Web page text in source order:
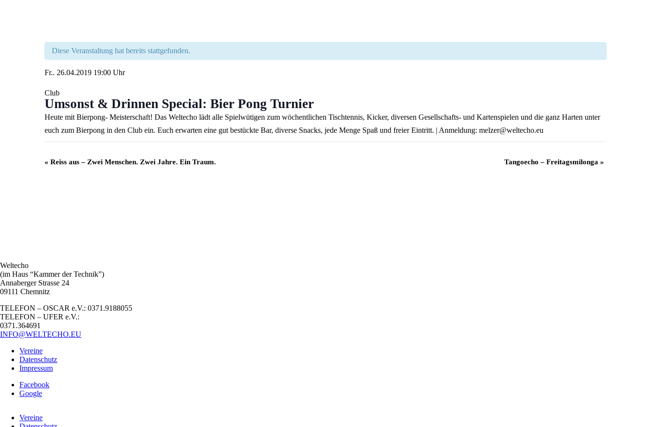
Diese Veranstaltung hat bereits stattgefunden.
Fr.. 26.04.2019 19:00 Uhr
Club
Umsonst & Drinnen Special: Bier Pong Turnier
Heute mit Bierpong- Meisterschaft! Das Weltecho lädt alle Spielwütigen zum wöchentlichen Tischtennis, Kicker, diversen Gesellschafts- und Kartenspielen und die ganz Harten unter
euch zum Bierpong in den Club ein. Euch erwarten eine gut bestückte Bar, diverse Snacks, jede Menge Spaß und freier Eintritt. | Anmeldung: melzer@weltecho.eu
Veranstaltung
« Reiss aus – Zwei Menschen. Zwei Jahre. Ein Traum. Tangoecho – Freitagsmilonga »
Weltecho
(im Haus “Kammer der Technik”)
Annaberger Strasse 24
09111 Chemnitz
TELEFON – OSCAR e.V.: 0371.9188055
TELEFON – UFER e.V.:
0371.364691
INFO@WELTECHO.EU
Vereine
Datenschutz
Impressum
Facebook
Google
Vereine